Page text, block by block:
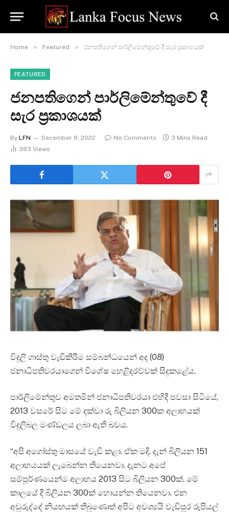
Home » Featured » ජනපතිගෙන් පාර්ලිමේන්තුවේ දී සැර ප්‍රකාශයක්
FEATURED
ජනපතිගෙන් පාර්ලිමේන්තුවේ දී
සැර ප්‍රකාශයක්
By LFN December 8, 2022 No Comments
3 Mins Read
383 Views
විදුලි ගාස්තු වැඩිකිරීම සම්බන්ධයෙන් අද (08)
ජනාධිපතිවරයාගෙන් විශේෂ හෙළිදරව්වක් සිදුකළේය.
පාර්ලිමේන්තුව අමතමින් ජනාධිපතිවරයා එහිදී පවසා සිටියේ,
2013 වසරේ සිට මේ දක්වා රු බිලියන 300ක අලාභයක්
විදුලිබල මණ්ඩලය ලබා ඇති බවය.
“අපි අගෝස්තු මාසයේ වැඩි කළා. ඒක මදි. දැන් බිලියන 151
අලාභයයක් ලැබෙන්න තියෙනවා. දැනට අපේ
සම්පූර්ණයෙන්ම අලාභය 2013 සිට බිලියන 300ක්. මේ
කාලයේ දී බිලියන 300ක් හොයන්න තියෙනවා. එන
අවුරුද්දේ නියඟයක් තිබුණොත් අපිට අවශ්‍යයි වැඩිපුර රුපියල්